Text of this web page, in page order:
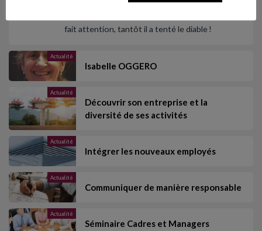
fait attention, tantôt il a tenté le diable !
Actualité
‌Isabelle OGGERO
Actualité
Découvrir son entreprise et la
diversité de ses activités
Actualité
Intégrer les nouveaux employés
Actualité
Communiquer de manière responsable
Actualité
Séminaire Cadres et Managers